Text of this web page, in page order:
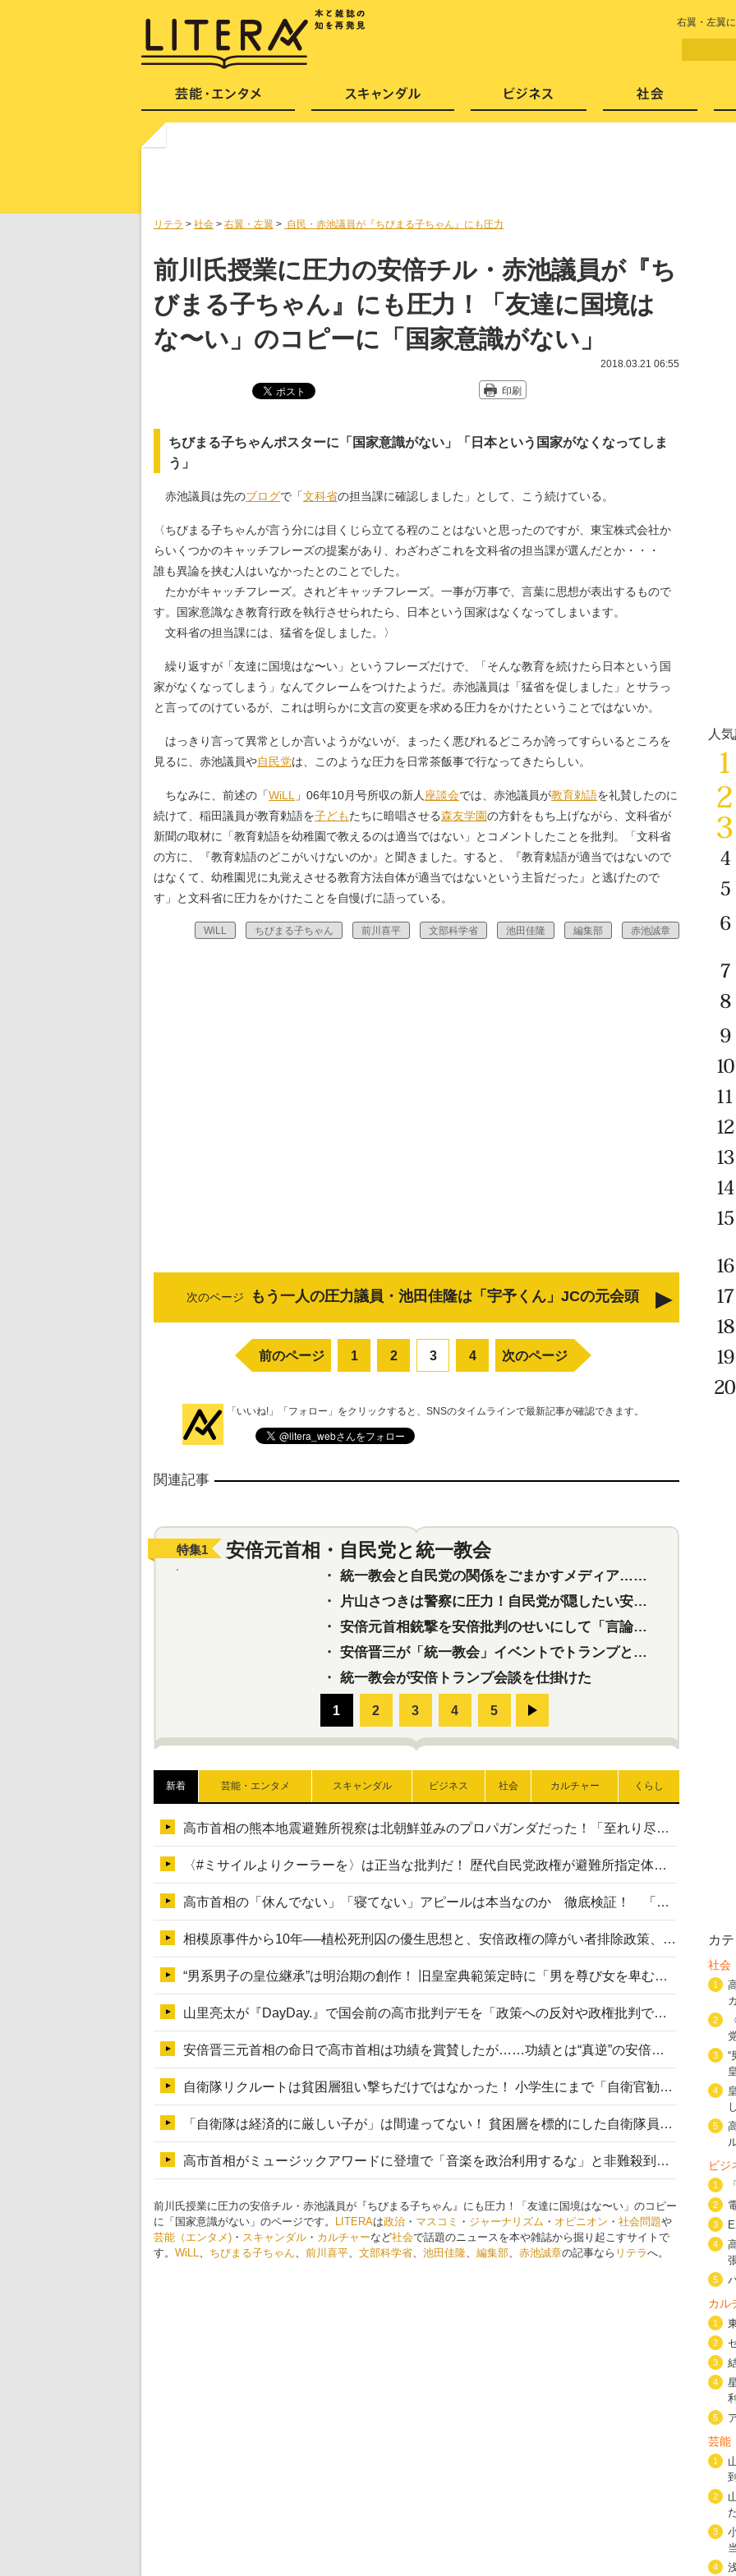
右翼・左翼
リテラ > 社会 > 右翼・左翼 > 自民・赤池議員が『ちびまる子ちゃん』にも圧力
前川氏授業に圧力の安倍チル・赤池議員が『ち
びまる子ちゃん』にも圧力！「友達に国境は
な〜い」のコピーに「国家意識がない」
2018.03.21 06:55
印刷
ちびまる子ちゃんポスターに「国家意識がない」「日本という国家がなくなってしま
う」
赤池議員は先のブログで「文科省の担当課に確認しました」として、こう続けている。
〈ちびまる子ちゃんが言う分には目くじら立てる程のことはないと思ったのですが、東宝株式会社か
らいくつかのキャッチフレーズの提案があり、わざわざこれを文科省の担当課が選んだとか・・・
誰も異論を挟む人はいなかったとのことでした。
たかがキャッチフレーズ。されどキャッチフレーズ。一事が万事で、言葉に思想が表出するもので
す。国家意識なき教育行政を執行させられたら、日本という国家はなくなってしまいます。
文科省の担当課には、猛省を促しました。〉
繰り返すが「友達に国境はな〜い」というフレーズだけで、「そんな教育を続けたら日本という国
家がなくなってしまう」なんてクレームをつけたようだ。赤池議員は「猛省を促しました」とサラっ
と言ってのけているが、これは明らかに文言の変更を求める圧力をかけたということではないか。
はっきり言って異常としか言いようがないが、まったく悪びれるどころか誇ってすらいるところを
見るに、赤池議員や自民党は、このような圧力を日常茶飯事で行なってきたらしい。
ちなみに、前述の「WiLL 」06年10月号所収の新人 座談会では、赤池議員が教育勅語を礼賛したのに
続けて、稲田議員が教育勅語を子どもたちに暗唱させる森友学園の方針をもち上げながら、文科省が
新聞の取材に「教育勅語を幼稚園で教えるのは適当ではない」とコメントしたことを批判。「文科省
の方に、『教育勅語のどこがいけないのか』と聞きました。すると、『教育勅語が適当ではないので
はなくて、幼稚園児に丸覚えさせる教育方法自体が適当ではないという主旨だった』と逃げたので
す」と文科省に圧力をかけたことを自慢げに語っている。
WiLL ちびまる子ちゃん 前川喜平 文部科学省 池田佳隆 編集部 赤池誠章
次のページ もう一人の圧力議員・池田佳隆は「宇予くん」JCの元会頭
前のページ 1 2 3 4 次のページ
「いいね!」「フォロー」をクリックすると、SNSのタイムラインで最新記事が確認できます。
関連記事
特集1 安倍元首相・自民党と統一教会
・ 統一教会と自民党の関係をごまかすメディア…民放は有田芳生に発言自粛を要求
・
片山さつきは警察に圧力！自民党が隠したい安倍元首相と統一教会の深い関係
・ 安倍元首相銃撃を安倍批判のせいにして「言論封殺」に利用する自民党応援団
・ 安倍晋三が「統一教会」イベントでトランプと演説！同性婚や夫婦別姓を攻撃
・ 統一教会が安倍トランプ会談を仕掛けた
新着 芸能・エンタメ スキャンダル ビジネス 社会 カルチャー くらし
高市首相の熊本地震避難所視察は北朝鮮並みのプロパガンダだった！「至れり尽くせり」の選ばれた避難所の一方で実態は…
〈#ミサイルよりクーラーを〉は正当な批判だ！ 歴代自民党政権が避難所指定体育館へのエアコン設置を遅らせてきた客観的事実
高市首相の「休んでない」「寝てない」アピールは本当なのか 徹底検証！ 「資料読み込み」「アイロンがけ」も矛盾だらけ…
相模原事件から10年──植松死刑囚の優生思想と、安倍政権の障がい者排除政策、右派勢力の差別主義との関係を改めて問う
“男系男子の皇位継承”は明治期の創作！ 旧皇室典範策定時に「男を尊び女を卑むの慣習、人民の脳髄」とトンデモ論で女性天皇を否定
山里亮太が『DayDay.』で国会前の高市批判デモを「政策への反対や政権批判でない」と捻じ曲げ解説 デモ参加者から批判殺到
安倍晋三元首相の命日で高市首相は功績を賞賛したが……功績とは“真逆”の安倍元首相のトンデモ発言を振り返る
自衛隊リクルートは貧困層狙い撃ちだけではなかった！ 小学生にまで「自衛官勧誘」目的のパンフレット作成
「自衛隊は経済的に厳しい子が」は間違ってない！ 貧困層を標的にした自衛隊員募集、やす子、山上被告も…日本でも進む“経済的徴兵制”
高市首相がミュージックアワードに登壇で「音楽を政治利用するな」と非難殺到！ MAJの国策的本質を批判する声も
前川氏授業に圧力の安倍チル・赤池議員が『ちびまる子ちゃん』にも圧力！「友達に国境はな〜い」のコピー
に「国家意識がない」のページです。
LITERAは政治 ・ マスコミ ・ ジャーナリズム ・ オピニオン ・ 社会問題や
芸能（エンタメ) ・ スキャンダル ・ カルチャーなど社会で話題のニュースを本や雑誌から掘り起こすサイトで
す。 WiLL、 ちびまる子ちゃん、 前川喜平、 文部科学省、 池田佳隆、 編集部、 赤池誠章の記事なら リテラへ。
人
カ
社会
1
2
3
“
4
5
ビジ
1
2
3
4
5
カル
1
2
3
4
5
芸能
1
到
2
3
4
芸能・エンタメ スキャンダル